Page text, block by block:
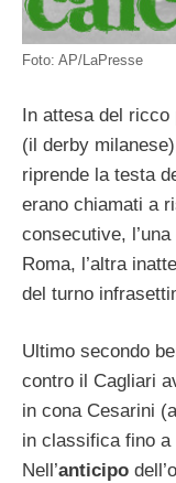
Foto: AP/LaPresse
In attesa del ricco
(il derby
riprende la testa
erano chiamati a
consecutive,
Roma, l’altra
del turno
Ultimo secondo
contro il Cagliari
in cona Cesarini
in classifica fino a
Nell’anticipo